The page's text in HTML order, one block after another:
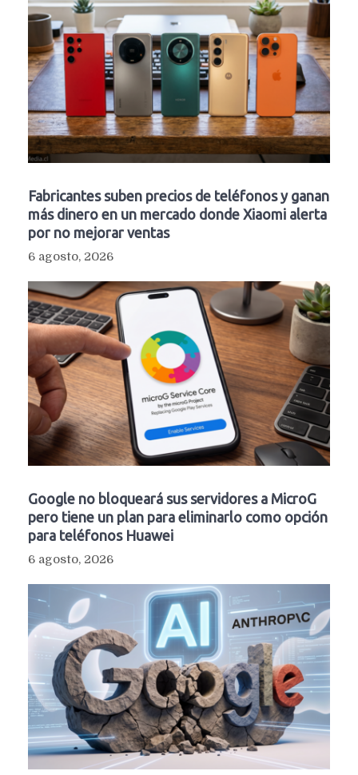
Fabricantes suben precios de teléfonos y ganan
más dinero en un mercado donde Xiaomi alerta
por no mejorar ventas
6 agosto, 2026
Google no bloqueará sus servidores a MicroG
pero tiene un plan para eliminarlo como opción
para teléfonos Huawei
6 agosto, 2026